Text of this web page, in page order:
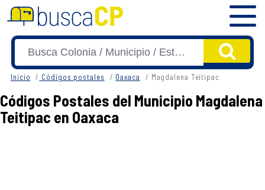
Inicio Códigos postales Oaxaca Magdalena Teitipac
Códigos Postales del Municipio Magdalena
Teitipac en Oaxaca